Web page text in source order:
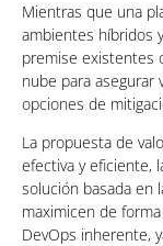
Mientras que una
ambientes híbridos
premise existentes
nube para asegurar
opciones de
La propuesta de
efectiva y eficiente,
solución basada en
maximicen de
DevOps inherente,